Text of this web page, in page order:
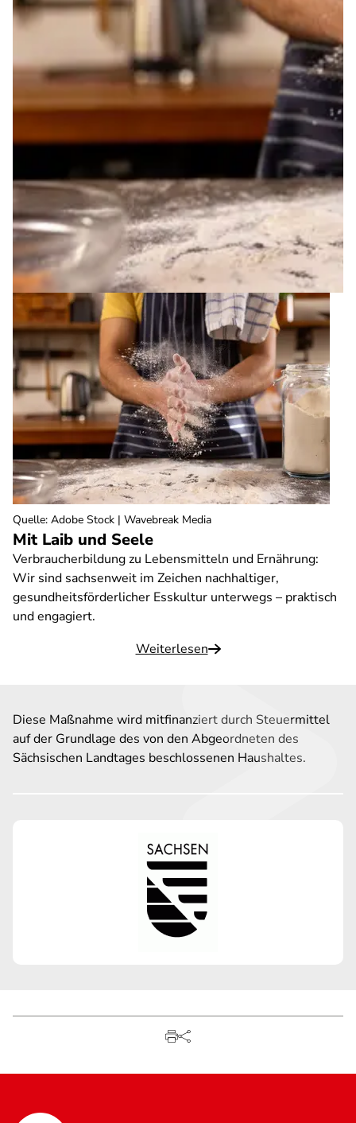
Mit Laib und Seele
Verbraucherbildung zu Lebensmitteln und Ernährung:
Wir sind sachsenweit im Zeichen nachhaltiger,
gesundheitsförderlicher Esskultur unterwegs – praktisch
und engagiert.
Weiterlesen
Quelle: Adobe Stock | Wavebreak Media
Diese Maßnahme wird mitfinanziert durch Steuermittel
auf der Grundlage des von den Abgeordneten des
Sächsischen Landtages beschlossenen Haushaltes.